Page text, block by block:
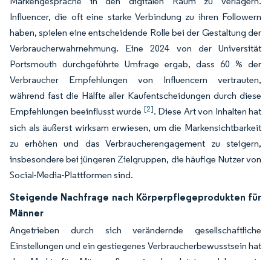
Influencer, die oft eine starke Verbindung zu ihren Followern
haben, spielen eine entscheidende Rolle bei der Gestaltung der
Verbraucherwahrnehmung. Eine 2024 von der Universität
Portsmouth durchgeführte Umfrage ergab, dass 60 % der
Verbraucher Empfehlungen von Influencern vertrauten,
während fast die Hälfte aller Kaufentscheidungen durch diese
Empfehlungen beeinflusst wurde [2]. Diese Art von Inhalten hat
sich als äußerst wirksam erwiesen, um die Markensichtbarkeit
zu erhöhen und das Verbraucherengagement zu steigern,
insbesondere bei jüngeren Zielgruppen, die häufige Nutzer von
Social-Media-Plattformen sind.
Steigende Nachfrage nach Körperpflegeprodukten für
Männer
Angetrieben durch sich verändernde gesellschaftliche
Einstellungen und ein gestiegenes Verbraucherbewusstsein hat